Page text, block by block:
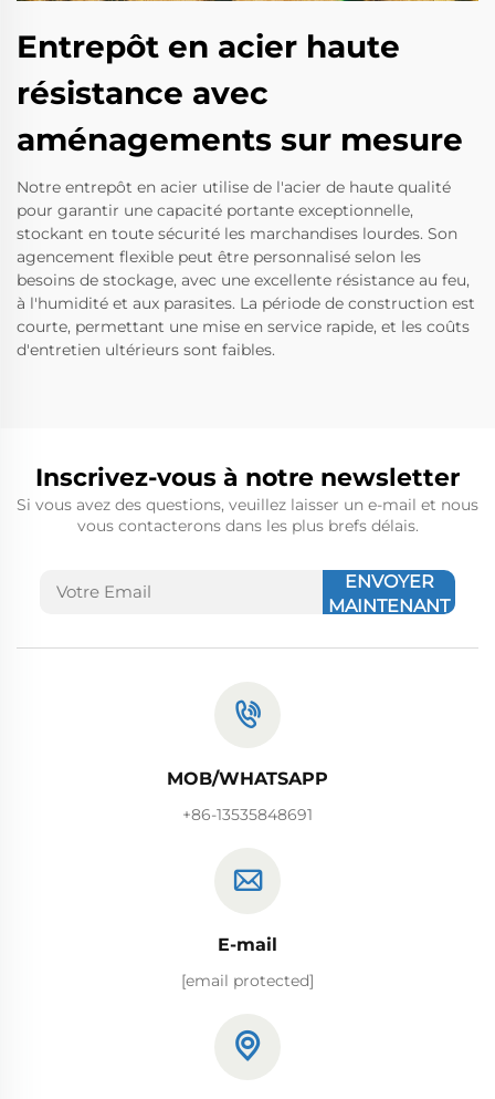
Entrepôt en acier haute
résistance avec
aménagements sur mesure
Notre entrepôt en acier utilise de l'acier de haute qualité
pour garantir une capacité portante exceptionnelle,
stockant en toute sécurité les marchandises lourdes. Son
agencement flexible peut être personnalisé selon les
besoins de stockage, avec une excellente résistance au feu,
à l'humidité et aux parasites. La période de construction est
courte, permettant une mise en service rapide, et les coûts
d'entretien ultérieurs sont faibles.
Inscrivez-vous à notre newsletter
Si vous avez des questions, veuillez laisser un e-mail et nous
vous contacterons dans les plus brefs délais.
ENVOYER
MAINTENANT
MOB/WHATSAPP
+86-13535848691
E-mail
[email protected]